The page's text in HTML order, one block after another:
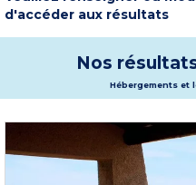
d'accéder aux résultats
Nos
Hébergements et